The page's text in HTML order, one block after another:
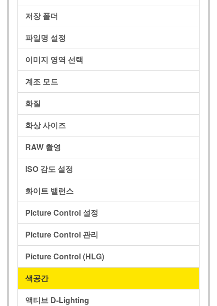
저장 폴더
파일명 설정
이미지 영역 선택
계조 모드
화질
화상 사이즈
RAW 촬영
ISO 감도 설정
화이트 밸런스
Picture Control 설정
Picture Control 관리
Picture Control (HLG)
색공간
액티브 D-Lighting